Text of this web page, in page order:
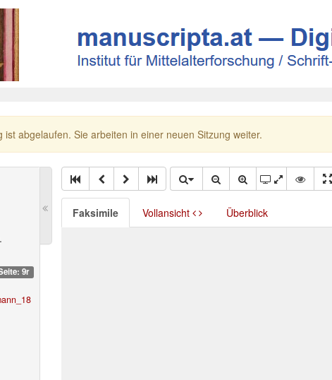
ist abgelaufen. Sie arbeiten in einer neuen Sitzung weiter.
9r
Faksimile Vollansicht Überblick